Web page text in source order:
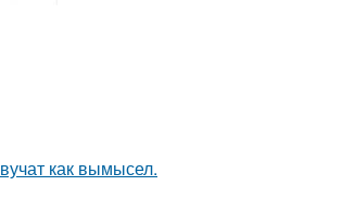
как вымысел.